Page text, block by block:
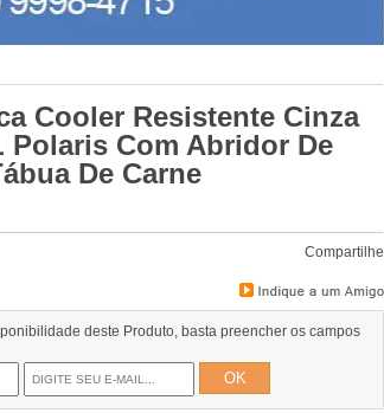
Cooler Resistente Cinza
Polaris Com Abridor De
De Carne
Compartilhe
deste Produto, basta preencher os campos